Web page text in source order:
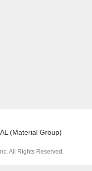
(Material Group)
All Rights Reserved.